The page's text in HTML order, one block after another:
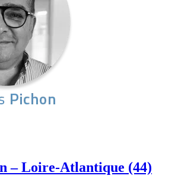
– Loire-Atlantique (44)